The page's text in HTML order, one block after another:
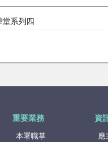
堂系列四
重要業務
本署職掌
資
應